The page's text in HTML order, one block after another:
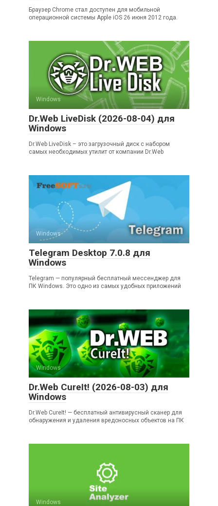
Браузер Chrome стал доступен для мобильной
операционной системы Apple iOS 26 июня 2012 года.
Windows
Dr.Web LiveDisk (2026-08-04) для
Windows
Dr.Web LiveDisk – это загрузочный диск с набором
самых необходимых утилит от компании Dr.Web
Windows
Telegram Desktop 7.0.8 для
Windows
Telegram — популярный бесплатный мессенджер для
ПК Windows. Это одно из самых удобных приложений
Windows
Dr.Web CureIt! (2026-08-03) для
Windows
Dr.Web CureIt! — бесплатный антивирусный сканер для
обнаружения и удаления вредоносных объектов на ПК
Windows